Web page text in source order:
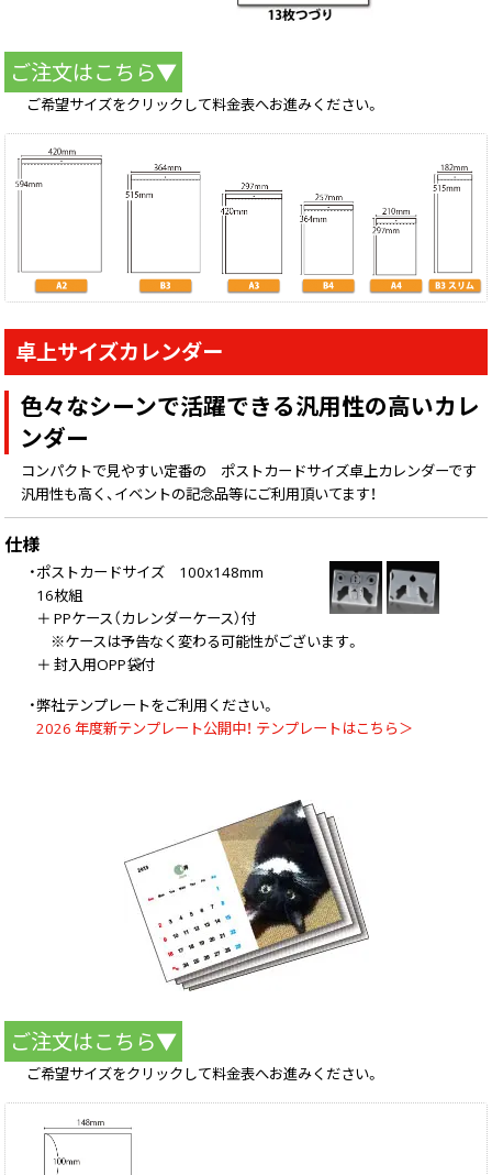
ご注文はこちら▼
ご希望サイズをクリックして料金表へお進みください。
卓上サイズカレンダー
色々なシーンで活躍できる汎用性の高いカレ
ンダー
コンパクトで見やすい定番の ポストカードサイズ卓上カレンダーです
汎用性も高く、イベントの記念品等にご利用頂いてます！
仕様
・ポストカードサイズ 100x148mm
16枚組
＋ PPケース（カレンダーケース）付
※ケースは予告なく変わる可能性がございます。
＋ 封入用OPP袋付
・弊社テンプレートをご利用ください。
2026 年度新テンプレート公開中！ テンプレートはこちら＞
ご注文はこちら▼
ご希望サイズをクリックして料金表へお進みください。